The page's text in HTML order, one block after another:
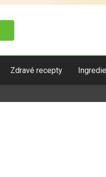
Zdravé recepty